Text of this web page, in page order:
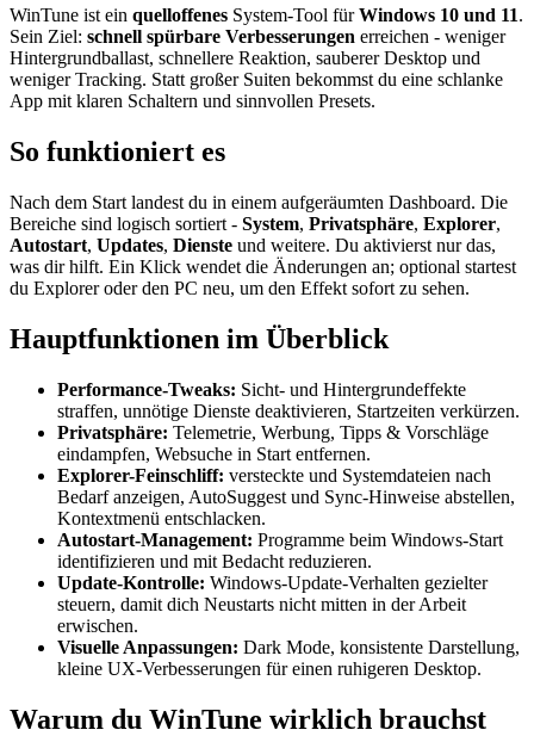
WinTune ist ein quelloffenes System-Tool fürWindows 10 und 11.
Sein Ziel: schnell spürbare Verbesserungen erreichen - weniger
Hintergrundballast, schnellere Reaktion, sauberer Desktop und
weniger Tracking. Statt großer Suiten bekommst du eine schlanke
App mit klaren Schaltern und sinnvollen Presets.
So funktioniert es
Nach dem Start landest du in einem aufgeräumten Dashboard. Die
Bereiche sind logisch sortiert - System, Privatsphäre, Explorer,
Autostart, Updates, Dienste und weitere. Du aktivierst nur das,
was dir hilft. Ein Klick wendet die Änderungen an; optional startest
du Explorer oder den PC neu, um den Effekt sofort zu sehen.
Hauptfunktionen im Überblick
Performance-Tweaks: Sicht- und Hintergrundeffekte
straffen, unnötige Dienste deaktivieren, Startzeiten verkürzen.
Privatsphäre: Telemetrie, Werbung, Tipps & Vorschläge
eindampfen, Websuche in Start entfernen.
Explorer-Feinschliff: versteckte und Systemdateien nach
Bedarf anzeigen, AutoSuggest und Sync-Hinweise abstellen,
Kontextmenü entschlacken.
Autostart-Management: Programme beim Windows-Start
identifizieren und mit Bedacht reduzieren.
Update-Kontrolle: Windows-Update-Verhalten gezielter
steuern, damit dich Neustarts nicht mitten in der Arbeit
erwischen.
Visuelle Anpassungen: Dark Mode, konsistente Darstellung,
kleine UX-Verbesserungen für einen ruhigeren Desktop.
Warum du WinTune wirklich brauchst